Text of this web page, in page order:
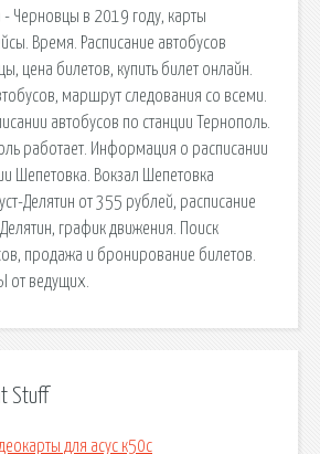
Черновцы в 2019 году, карты
Время. Расписание автобусов
цена билетов, купить билет онлайн.
маршрут следования со всеми.
автобусов по станции Тернополь.
работает. Информация о расписании
Шепетовка. Вокзал Шепетовка
Делятин от 355 рублей, расписание
график движения. Поиск
продажа и бронирование билетов.
от ведущих.
Stuff
для асус к50с